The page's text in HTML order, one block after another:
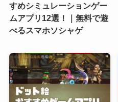
すめシミュレーションゲー
ムアプリ12選！｜無料で遊
べるスマホソシャゲ